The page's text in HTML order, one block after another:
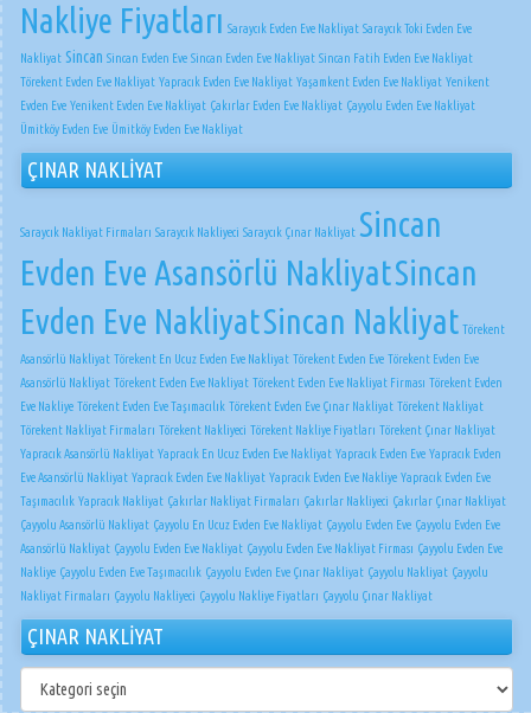
Nakliye Fiyatları Saraycık Evden Eve Nakliyat Saraycık Toki Evden Eve
Nakliyat Sincan Sincan Evden Eve Sincan Evden Eve Nakliyat Sincan Fatih Evden Eve Nakliyat
Törekent Evden Eve Nakliyat Yapracık Evden Eve Nakliyat Yaşamkent Evden Eve Nakliyat Yenikent
Evden Eve Yenikent Evden Eve Nakliyat Çakırlar Evden Eve Nakliyat Çayyolu Evden Eve Nakliyat
Ümitköy Evden Eve
Ümitköy Evden Eve Nakliyat
ÇINAR NAKLİYAT
Saraycık Nakliyat Firmaları Saraycık Nakliyeci Saraycık Çınar Nakliyat Sincan
Evden Eve Asansörlü NakliyatSincan
Evden Eve NakliyatSincan Nakliyat Törekent
Asansörlü Nakliyat Törekent En Ucuz Evden Eve Nakliyat Törekent Evden Eve Törekent Evden Eve
Asansörlü Nakliyat Törekent Evden Eve Nakliyat Törekent Evden Eve Nakliyat Firması Törekent Evden
Eve Nakliye Törekent Evden Eve Taşımacılık Törekent Evden Eve Çınar Nakliyat Törekent Nakliyat
Törekent Nakliyat Firmaları Törekent Nakliyeci Törekent Nakliye Fiyatları Törekent Çınar Nakliyat
Yapracık Asansörlü Nakliyat Yapracık En Ucuz Evden Eve Nakliyat Yapracık Evden Eve Yapracık Evden
Eve Asansörlü Nakliyat Yapracık Evden Eve Nakliyat Yapracık Evden Eve Nakliye Yapracık Evden Eve
Taşımacılık Yapracık Nakliyat Çakırlar Nakliyat Firmaları Çakırlar Nakliyeci Çakırlar Çınar Nakliyat
Çayyolu Asansörlü Nakliyat Çayyolu En Ucuz Evden Eve Nakliyat Çayyolu Evden Eve Çayyolu Evden Eve
Asansörlü Nakliyat Çayyolu Evden Eve Nakliyat Çayyolu Evden Eve Nakliyat Firması Çayyolu Evden Eve
Nakliye Çayyolu Evden Eve Taşımacılık Çayyolu Evden Eve Çınar Nakliyat Çayyolu Nakliyat Çayyolu
Nakliyat Firmaları Çayyolu Nakliyeci Çayyolu Nakliye Fiyatları Çayyolu Çınar Nakliyat
ÇINAR NAKLİYAT
NAKLİYAT